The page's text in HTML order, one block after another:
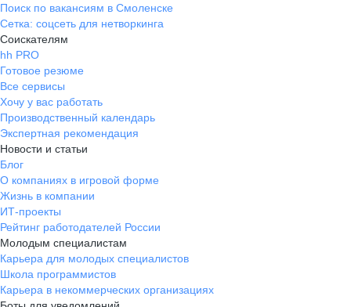
Поиск по вакансиям в Смоленске
Сетка: соцсеть для нетворкинга
Соискателям
hh PRO
Готовое резюме
Все сервисы
Хочу у вас работать
Производственный календарь
Экспертная рекомендация
Новости и статьи
Блог
О компаниях в игровой форме
Жизнь в компании
ИТ-проекты
Рейтинг работодателей России
Молодым специалистам
Карьера для молодых специалистов
Школа программистов
Карьера в некоммерческих организациях